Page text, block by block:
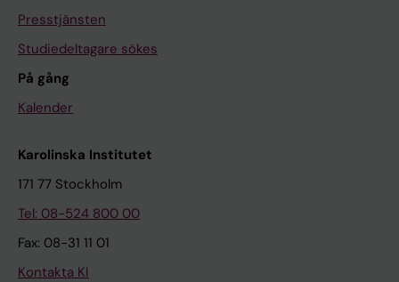
Presstjänsten
Studiedeltagare sökes
På gång
Kalender
Karolinska Institutet
171 77 Stockholm
Tel: 08-524 800 00
Fax: 08-31 11 01
Kontakta KI